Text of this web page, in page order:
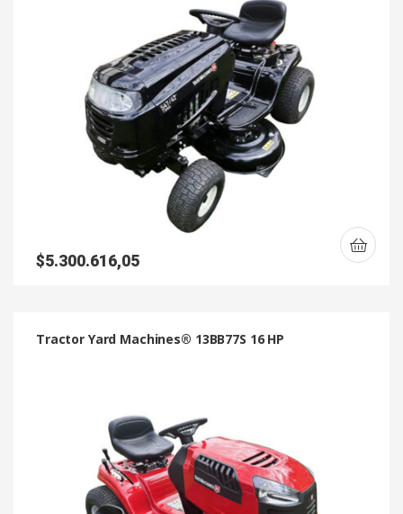
$5.300.616,05
Tractor Yard Machines® 13BB77S 16 HP